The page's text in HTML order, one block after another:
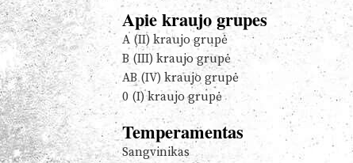
Apie kraujo grupes
A (II) kraujo grupė
B (III) kraujo grupė
AB (IV) kraujo grupė
0 (I) kraujo grupė
Temperamentas
Sangvinikas